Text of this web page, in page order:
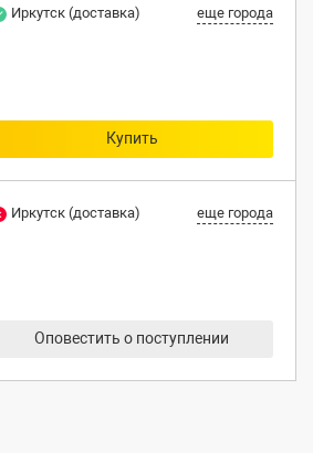
Иркутск (доставка) еще города
Купить
Иркутск (доставка) еще города
Оповестить о поступлении